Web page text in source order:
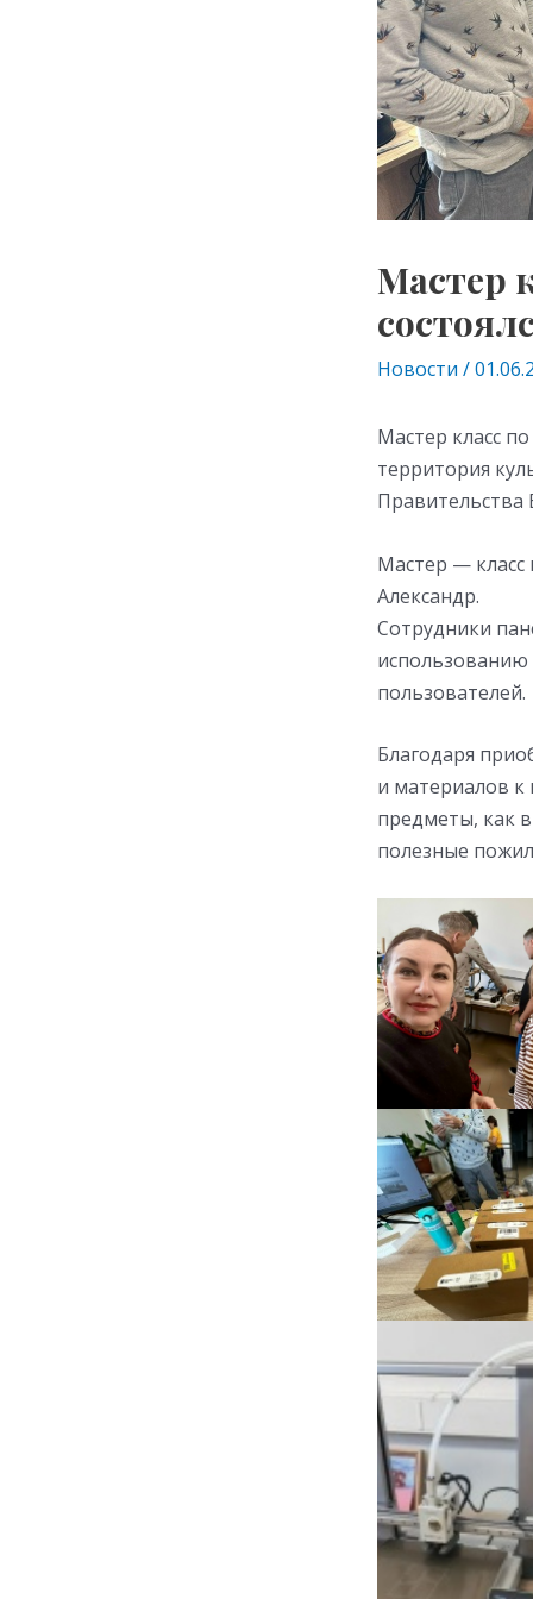
Мастер
Новости /
Мастер класс
территория
Правительства
Мастер —
Александр.
Сотрудники
использованию
пользователей.
Благодаря
и материалов к
предметы, как
полезные